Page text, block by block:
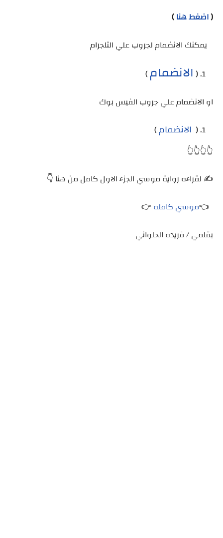
(اضغط هنا)
يمكنك الانضمام لجروب علي التلجرام
( الانضمام)
او الانضمام علي جروب الفيس بوك
( الانضمام)
👆👆👆👆
✍️ لقراءه رواية موسي الجزء الاول كامل من هنا 👇
👈موسي كامله 👉
بقلمي / فريده الحلواني